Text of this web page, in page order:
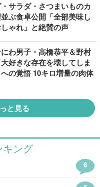
サラダ・さつまいものカ
ぶ食卓公開「全部美味し
ゃれ」と絶賛の声
わ男子・高橋恭平＆野村
好きな存在を壊してしま
の覚悟 10キロ増量の肉体
と見る